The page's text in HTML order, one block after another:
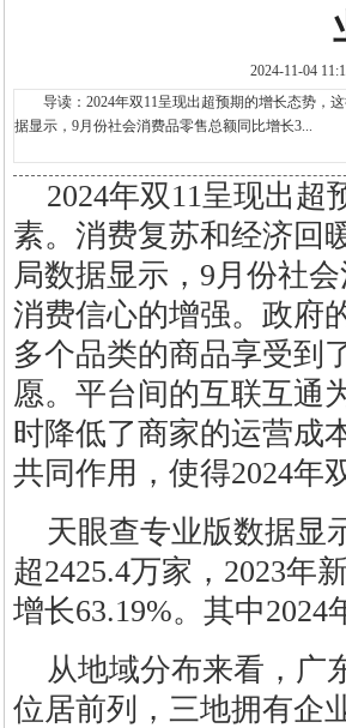
2024-11-04
导读：2024年双11呈现出超预期的增长态势，这
据显示，9月份社会消费品零售总额同比增长3...
2024年双11呈现出
素。消费复苏和经济回
局数据显示，9月份社
消费信心的增强。政府
多个品类的商品享受到
愿。平台间的互联互通
时降低了商家的运营成
共同作用，使得2024年
天眼查专业版数据显
超2425.4万家，2023年
增长63.19%。其中
从地域分布来看，广
位居前列，三地拥有企